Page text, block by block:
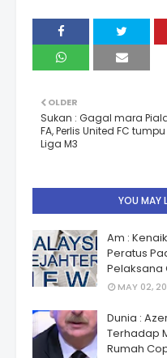
OLDER
Sukan : Gagal mara
FA, Perlis United FC tumpu
Liga M3
YOU MAY
Am :
Peratus
Pelaksana
MAY 02,
Dunia :
Terhadap
Rumah